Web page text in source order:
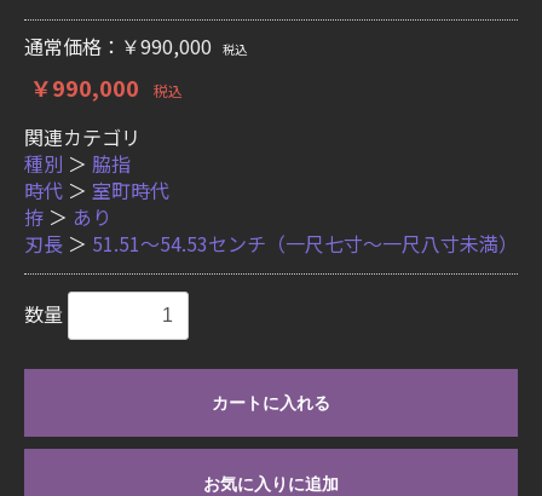
通常価格：￥990,000 税込
￥990,000 税込
関連カテゴリ
種別 ＞ 脇指
時代 ＞ 室町時代
拵 ＞ あり
刃長 ＞ 51.51〜54.53センチ（一尺七寸〜一尺八寸未満）
数量
カートに入れる
お気に入りに追加